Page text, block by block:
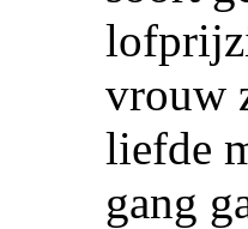
vrouw
liefde
gang